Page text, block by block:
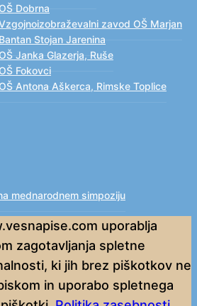
Dobrna
zavod OŠ Marjan
Bantan Stojan Jarenina
Janka Glazerja, Ruše
Fokovci
Antona Aškerca, Rimske Toplice
mednarodnem simpoziju
uporablja
zagotavljanja spletne
ki jih brez piškotkov ne
in uporabo spletnega